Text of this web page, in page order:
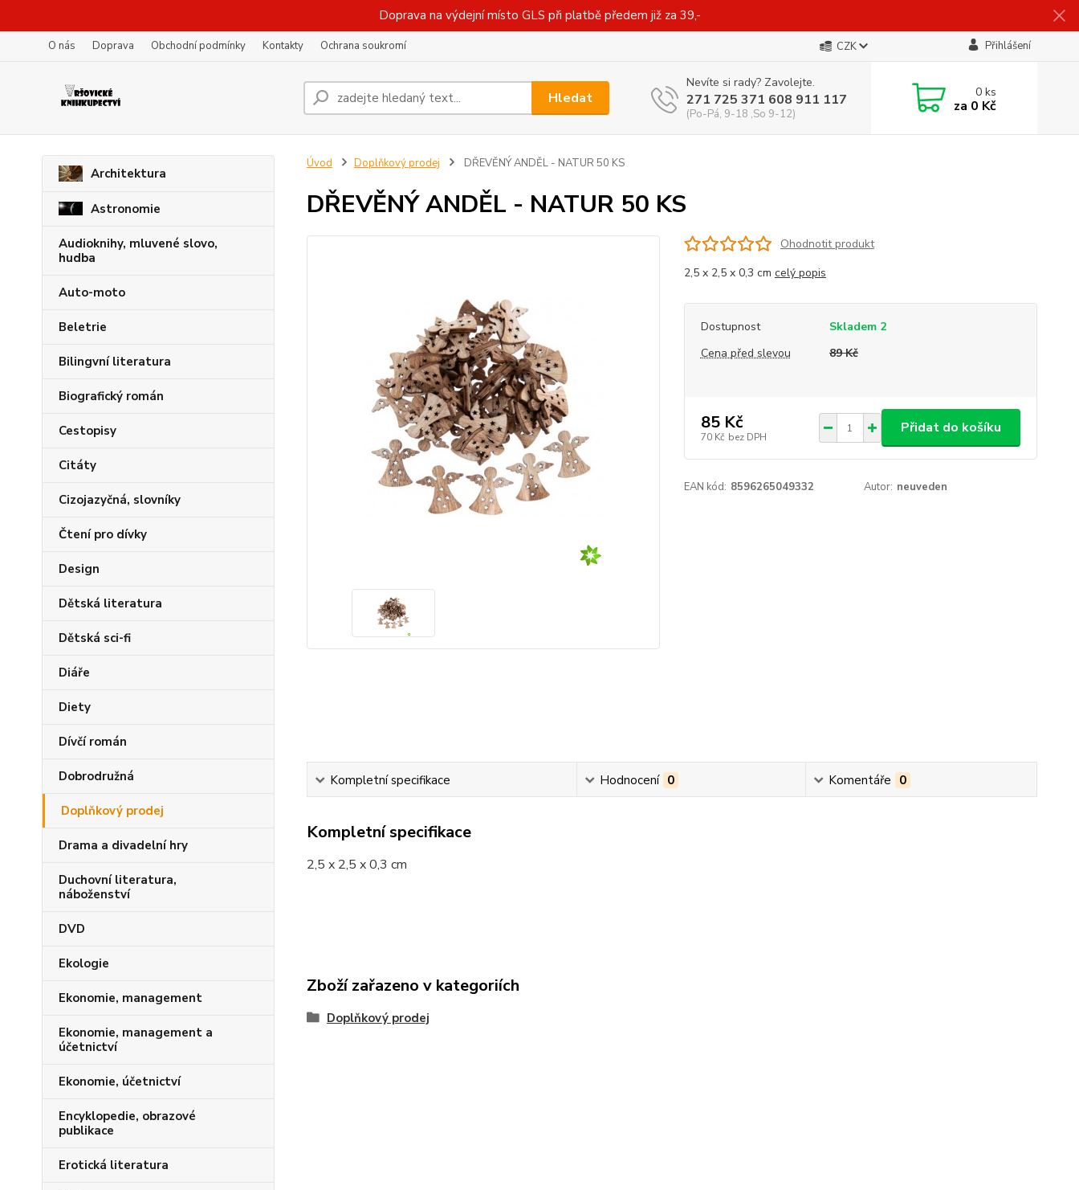
Doprava na výdejní místo GLS při platbě předem již za 39,-
O nás Doprava Obchodní podmínky Kontakty Ochrana soukromí CZK Přihlášení
Hledat
Nevíte si rady? Zavolejte.
271 725 371 608 911 117
(Po-Pá, 9-18 ,So 9-12)
0ks
za 0 Kč
Architektura
Astronomie
Audioknihy, mluvené slovo,
hudba
Auto-moto
Beletrie
Bilingvní literatura
Biografický román
Cestopisy
Citáty
Cizojazyčná, slovníky
Čtení pro dívky
Design
Dětská literatura
Dětská sci-fi
Diáře
Diety
Dívčí román
Dobrodružná
Doplňkový prodej
Drama a divadelní hry
Duchovní literatura,
náboženství
DVD
Ekologie
Ekonomie, management
Ekonomie, management a
účetnictví
Ekonomie, účetnictví
Encyklopedie, obrazové
publikace
Erotická literatura
Úvod Doplňkový prodej DŘEVĚNÝ ANDĚL - NATUR 50 KS
DŘEVĚNÝ ANDĚL - NATUR 50 KS
Ohodnotit produkt
2,5 x 2,5 x 0,3 cm celý popis
Dostupnost
Skladem 2
Cena před slevou
89 Kč
85 Kč
70 Kč bez DPH
Přidat do košíku
EAN kód: 8596265049332 Autor: neuveden
Kompletní specifikace Hodnocení 0 Komentáře 0
Kompletní specifikace
2,5 x 2,5 x 0,3 cm
Zboží zařazeno v kategoriích
Doplňkový prodej